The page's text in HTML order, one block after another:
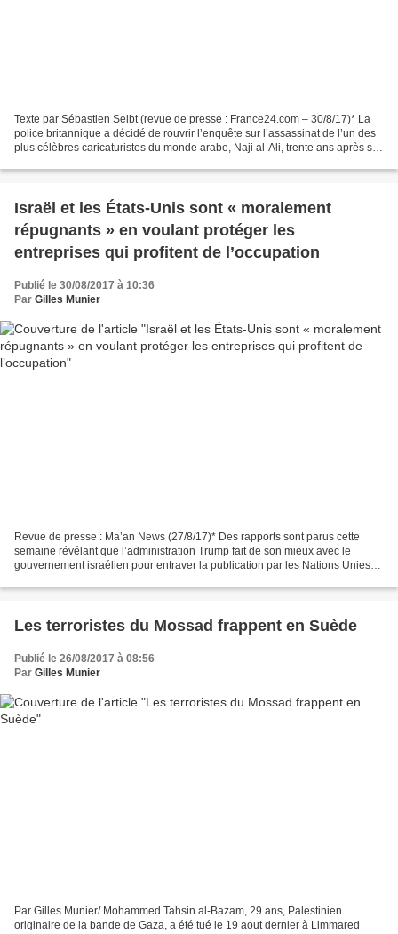
Texte par Sébastien Seibt (revue de presse : France24.com – 30/8/17)* La
police britannique a décidé de rouvrir l’enquête sur l’assassinat de l’un des
plus célèbres caricaturistes du monde arabe, Naji al-Ali, trente ans après sa
Israël et les États-Unis sont « moralement
répugnants » en voulant protéger les
entreprises qui profitent de l’occupation
Publié le 30/08/2017 à 10:36
Par Gilles Munier
Revue de presse : Ma’an News (27/8/17)* Des rapports sont parus cette
semaine révélant que l’administration Trump fait de son mieux avec le
gouvernement israélien pour entraver la publication par les Nations Unies
Les terroristes du Mossad frappent en Suède
Publié le 26/08/2017 à 08:56
Par Gilles Munier
Par Gilles Munier/ Mohammed Tahsin al-Bazam, 29 ans, Palestinien
originaire de la bande de Gaza, a été tué le 19 aout dernier à Limmared